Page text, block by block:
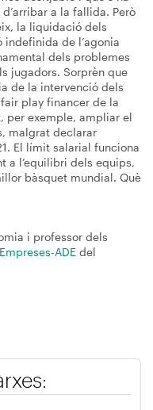
a la fallida. Però
la liquidació dels
de l’agonia
dels problemes
jugadors. Sorprèn que
de la intervenció dels
play financer de la
per exemple, ampliar el
malgrat declarar
El límit salarial funciona
a l’equilibri dels equips,
bàsquet mundial. Què
i professor dels
ADE del